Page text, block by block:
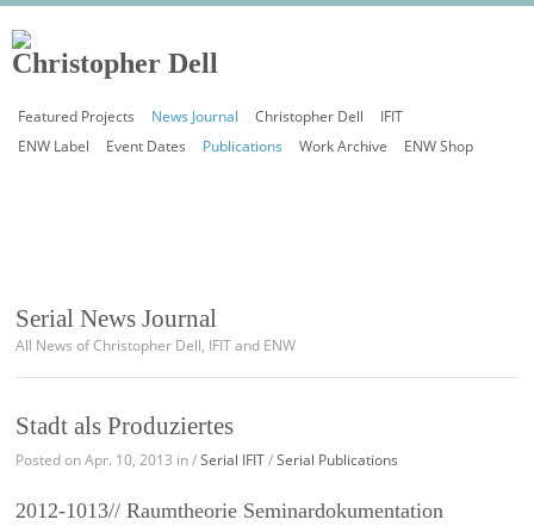
Featured Projects News Journal Christopher Dell
IFIT
ENW Label
Event Dates Publications Work Archive ENW Shop
Serial News Journal
All News of Christopher Dell, IFIT and ENW
Stadt als Produziertes
Posted on Apr. 10, 2013 in /Serial IFIT/Serial Publications
2012-1013// Raumtheorie Seminardokumentation